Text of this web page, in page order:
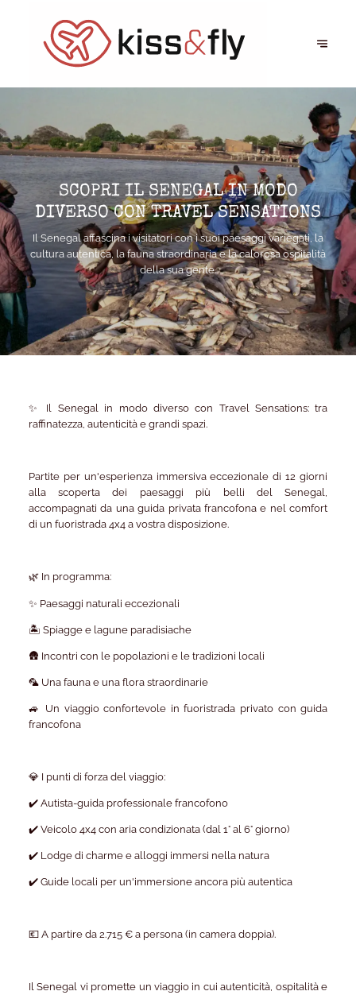
SCOPRI IL SENEGAL IN MODO
DIVERSO CON TRAVEL SENSATIONS
Il Senegal affascina i visitatori con i suoi paesaggi variegati, la
cultura autentica, la fauna straordinaria e la calorosa ospitalità
della sua gente.
✨ Il Senegal in modo diverso con Travel Sensations: tra
raffinatezza, autenticità e grandi spazi.
Partite per un'esperienza immersiva eccezionale di 12 giorni
alla scoperta dei paesaggi più belli del Senegal,
accompagnati da una guida privata francofona e nel comfort
di un fuoristrada 4x4 a vostra disposizione.
🌿 In programma:
✨ Paesaggi naturali eccezionali
🏝️ Spiagge e lagune paradisiache
🛖 Incontri con le popolazioni e le tradizioni locali
🦜 Una fauna e una flora straordinarie
🚙 Un viaggio confortevole in fuoristrada privato con guida
francofona
💎 I punti di forza del viaggio:
✔️ Autista-guida professionale francofono
✔️ Veicolo 4x4 con aria condizionata (dal 1° al 6° giorno)
✔️ Lodge di charme e alloggi immersi nella natura
✔️ Guide locali per un'immersione ancora più autentica
💶 A partire da 2.715 € a persona (in camera doppia).
Il Senegal vi promette un viaggio in cui autenticità, ospitalità e